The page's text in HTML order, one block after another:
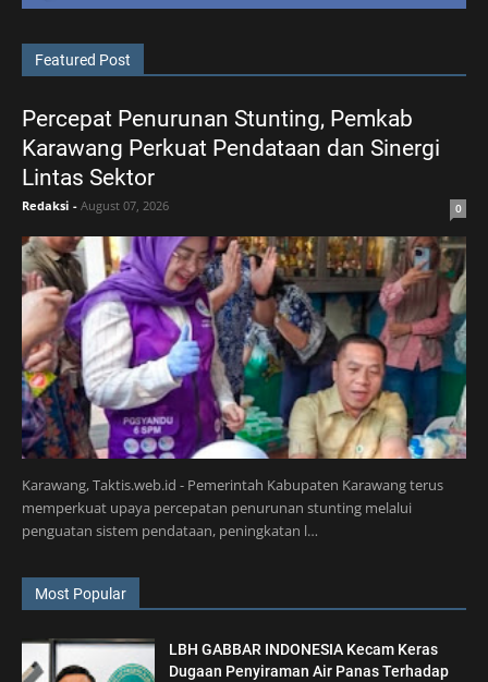
Featured Post
Percepat Penurunan Stunting, Pemkab
Karawang Perkuat Pendataan dan Sinergi
Lintas Sektor
Redaksi - August 07, 2026 0
Karawang, Taktis.web.id - Pemerintah Kabupaten Karawang terus
memperkuat upaya percepatan penurunan stunting melalui
penguatan sistem pendataan, peningkatan l…
Most Popular
LBH GABBAR INDONESIA Kecam Keras
Dugaan Penyiraman Air Panas Terhadap